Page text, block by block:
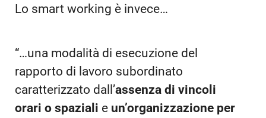
Lo smart working è invece…
“…una modalità di esecuzione del
rapporto di lavoro subordinato
caratterizzato dall’assenza di vincoli
orari o spaziali e un’organizzazione per